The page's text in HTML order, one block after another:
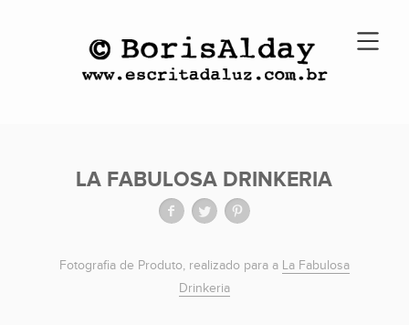
LA FABULOSA DRINKERIA
Fotografia de Produto, realizado para a La Fabulosa
Drinkeria